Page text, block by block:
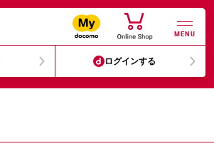
MENU
ログインする